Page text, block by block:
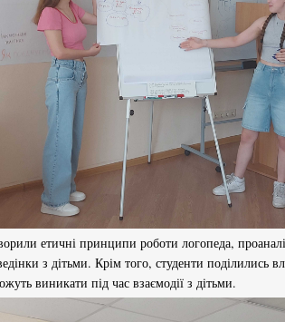
етичні принципи роботи логопеда,
з дітьми. Крім того, студенти поділились
виникати під час взаємодії з дітьми.